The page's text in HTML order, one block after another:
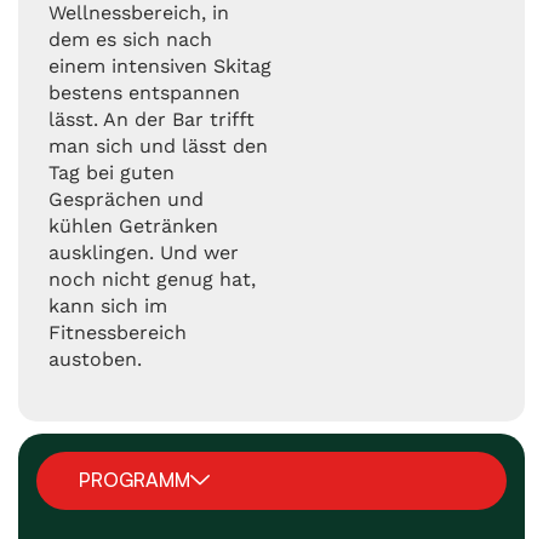
Wellnessbereich, in
dem es sich nach
einem intensiven Skitag
bestens entspannen
lässt. An der Bar trifft
man sich und lässt den
Tag bei guten
Gesprächen und
kühlen Getränken
ausklingen. Und wer
noch nicht genug hat,
kann sich im
Fitnessbereich
austoben.
PROGRAMM